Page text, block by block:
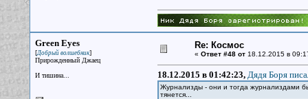
Green Eyes
[Добрый волшебник]
Прирожденный Джаец
И тишина...
Re: Космос
« Ответ #48 от18.12.2015 в
18.12.2015 в 01:42:23, Дядя Боря
Журнализды - они и тогда журнализдами
тянется...